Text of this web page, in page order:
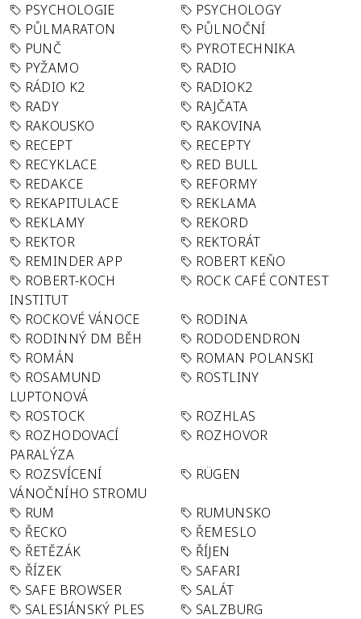
PSYCHOLOGIE
PSYCHOLOGY
PŮLMARATON
PŮLNOČNÍ
PUNČ
PYROTECHNIKA
PYŽAMO
RADIO
RÁDIO K2
RADIOK2
RADY
RAJČATA
RAKOUSKO
RAKOVINA
RECEPT
RECEPTY
RECYKLACE
RED BULL
REDAKCE
REFORMY
REKAPITULACE
REKLAMA
REKLAMY
REKORD
REKTOR
REKTORÁT
REMINDER APP
ROBERT KEŇO
ROBERT-KOCH
INSTITUT
ROCK CAFÉ CONTEST
ROCKOVÉ VÁNOCE
RODINA
RODINNÝ DM BĚH
RODODENDRON
ROMÁN
ROMAN POLANSKI
ROSAMUND
LUPTONOVÁ
ROSTLINY
ROSTOCK
ROZHLAS
ROZHODOVACÍ
PARALÝZA
ROZHOVOR
ROZSVÍCENÍ
VÁNOČNÍHO STROMU
RÜGEN
RUM
RUMUNSKO
ŘECKO
ŘEMESLO
ŘETĚZÁK
ŘÍJEN
ŘÍZEK
SAFARI
SAFE BROWSER
SALÁT
SALESIÁNSKÝ PLES
SALZBURG